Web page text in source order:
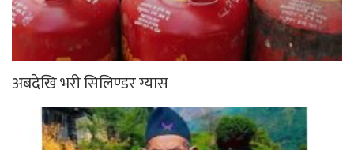
अबदेखि भरी सिलिण्डर ग्यास